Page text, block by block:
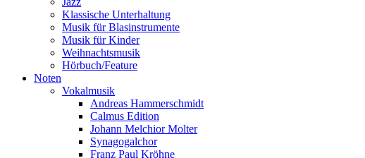
Klassische Unterhaltung
Musik für Blasinstrumente
Musik für Kinder
Weihnachtsmusik
Hörbuch/Feature
Noten
Vokalmusik
Andreas Hammerschmidt
Calmus Edition
Johann Melchior Molter
Synagogalchor
Franz Paul Kröhne